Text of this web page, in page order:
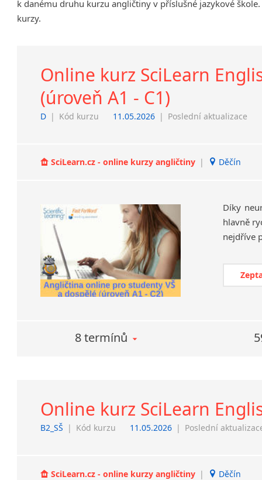
Kolín
Prostějov
Sedlčany
k danému druhu kurzu angličtiny v příslušné jazykové
kurzy.
Online kurz SciLearn
(úroveň A1 - C1)
D | Kód kurzu 11.05.2026 | Poslední aktualizace
SciLearn.cz - online kurzy angličtiny | Děčín
Díky
hlavně
8 termínů
Online kurz SciLearn
B2_SŠ | Kód kurzu 11.05.2026 | Poslední
SciLearn.cz - online kurzy angličtiny | Děčín